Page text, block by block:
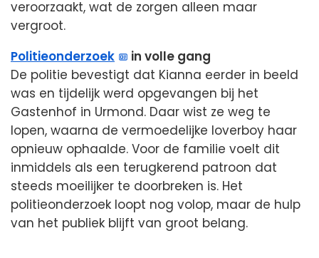
veroorzaakt, wat de zorgen alleen maar
vergroot.
Politieonderzoek
in volle gang
De politie bevestigt dat Kianna eerder in beeld
was en tijdelijk werd opgevangen bij het
Gastenhof in Urmond. Daar wist ze weg te
lopen, waarna de vermoedelijke loverboy haar
opnieuw ophaalde. Voor de familie voelt dit
inmiddels als een terugkerend patroon dat
steeds moeilijker te doorbreken is. Het
politieonderzoek loopt nog volop, maar de hulp
van het publiek blijft van groot belang.